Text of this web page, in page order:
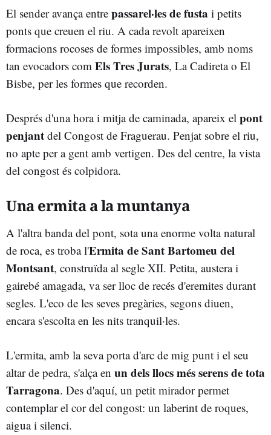
El sender avança entre passarel·les de fusta i petits
ponts que creuen el riu. A cada revolt apareixen
formacions rocoses de formes impossibles, amb noms
tan evocadors com Els Tres Jurats, La Cadireta o El
Bisbe, per les formes que recorden.
Després d'una hora i mitja de caminada, apareix el pont
penjant del Congost de Fraguerau. Penjat sobre el riu,
no apte per a gent amb vertigen. Des del centre, la vista
del congost és colpidora.
Una ermita a la muntanya
A l'altra banda del pont, sota una enorme volta natural
de roca, es troba l'Ermita de Sant Bartomeu del
Montsant, construïda al segle XII. Petita, austera i
gairebé amagada, va ser lloc de recés d'eremites durant
segles. L'eco de les seves pregàries, segons diuen,
encara s'escolta en les nits tranquil·les.
L'ermita, amb la seva porta d'arc de mig punt i el seu
altar de pedra, s'alça en un dels llocs més serens de tota
Tarragona. Des d'aquí, un petit mirador permet
contemplar el cor del congost: un laberint de roques,
aigua i silenci.